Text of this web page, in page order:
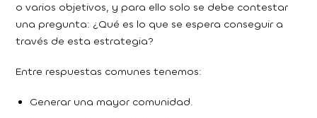
o varios objetivos, y para ello solo se debe contestar
una pregunta: ¿Qué es lo que se espera conseguir a
través de esta estrategia?
Entre respuestas comunes tenemos:
Generar una mayor comunidad.